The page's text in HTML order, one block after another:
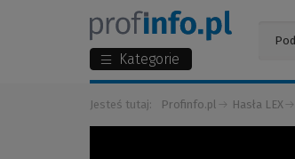
Kategorie
Jesteś tutaj: Profinfo.pl Hasła LEX